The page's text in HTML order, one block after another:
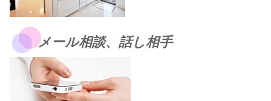
メール相談、話し相手